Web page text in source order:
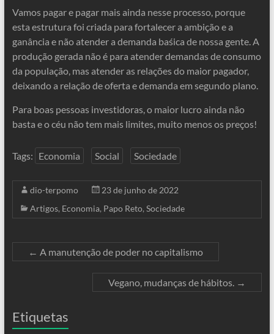
Vamos pagar e pagar mais ainda nesse processo, porque
esta estrutura foi criada para fortalecer a ambição e a
ganância e não atender a demanda baśica de nossa gente. A
produção gerada não é para atender demandas de consumo
da população, mas atender as relações do maior pagador,
deixando a relação de oferta e demanda em segundo plano.
Para boas pessoas investidoras, o maior lucro ainda não
basta e o céu não tem mais limites, muito menos os preços!
Tags: Economia Social Sociedade
dio-terpomo
23 de junho de 2022
Artigos, Economia, Papo Reto, Sociedade
← A manutenção de poder no capitalismo
Vegano, mudanças de hábitos. →
Etiquetas